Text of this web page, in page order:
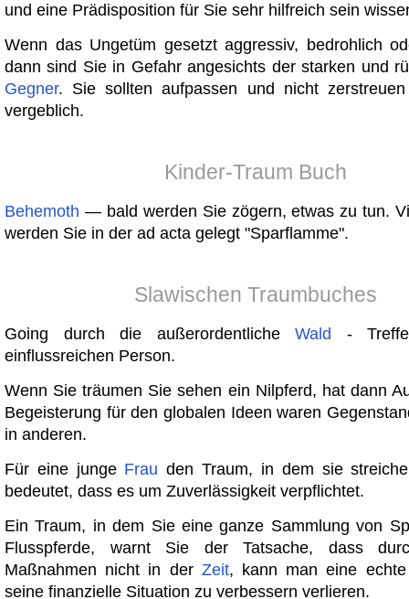
und eine Prädisposition für Sie sehr hilfreich sein
Wenn das Ungetüm gesetzt aggressiv, bedrohlich
dann sind Sie in Gefahr angesichts der starken und
Gegner. Sie sollten aufpassen und nicht
vergeblich.
Kinder-Traum Buch
Behemoth — bald werden Sie zögern, etwas zu tun.
werden Sie in der ad acta gelegt "Sparflamme".
Slawischen Traumbuches
Going durch die außerordentliche Wald -
einflussreichen Person.
Wenn Sie träumen Sie sehen ein Nilpferd, hat dann
Begeisterung für den globalen Ideen waren
in anderen.
Für eine junge Frau den Traum, in dem sie
bedeutet, dass es um Zuverlässigkeit verpflichtet.
Ein Traum, in dem Sie eine ganze Sammlung von
Flusspferde, warnt Sie der Tatsache, dass
Maßnahmen nicht in der Zeit, kann man eine
seine finanzielle Situation zu verbessern verlieren.